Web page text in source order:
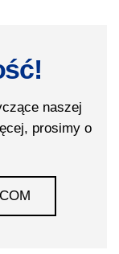
naszej
prosimy o